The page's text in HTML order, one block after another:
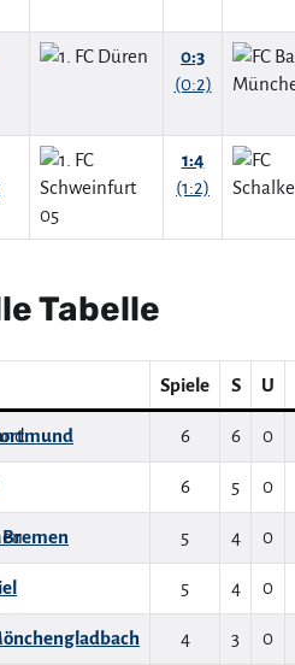
0:3
(0:2)
1:4
(1:2)
Tabelle
Spiele S U
6 6 0
6 5 0
Bremen 5 4 0
5 4 0
4 3 0